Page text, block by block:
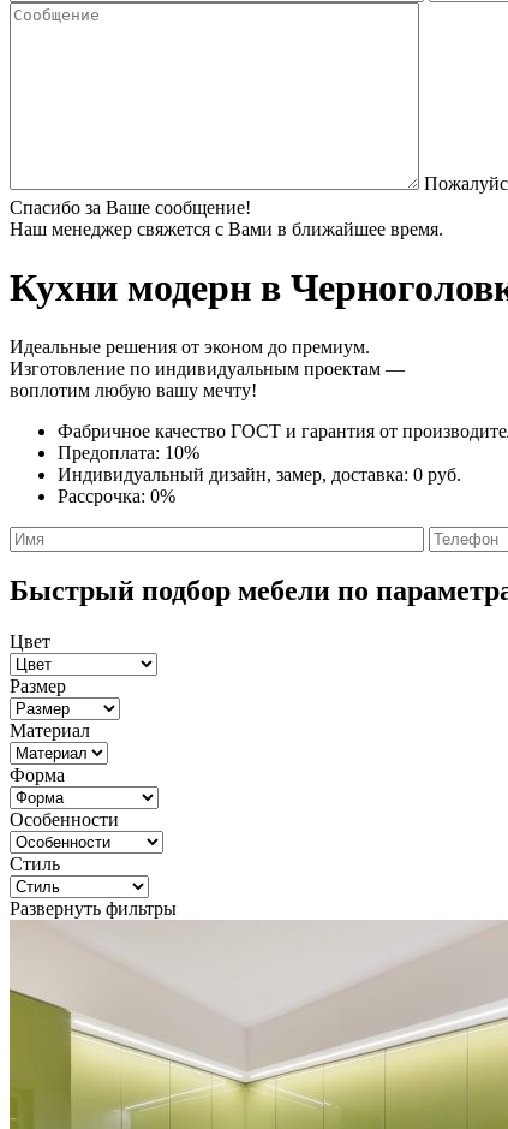
Спасибо за Ваше сообщение!
Наш менеджер свяжется с Вами в ближайшее время.
Кухни модерн в
Идеальные решения от эконом до премиум.
Изготовление по индивидуальным проектам —
воплотим любую вашу мечту!
Фабричное качество ГОСТ и гарантия от
Предоплата: 10%
Индивидуальный дизайн, замер, доставка: 0 руб.
Рассрочка: 0%
Быстрый подбор мебели по
Цвет
Размер
Материал
Форма
Особенности
Стиль
Развернуть фильтры